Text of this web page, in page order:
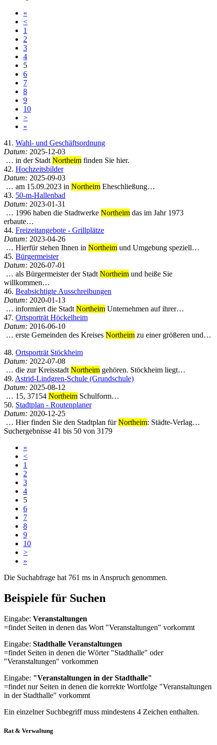
«
<
1
2
3
4
5
6
7
8
9
10
>
»
41. Wahl- und Geschäftsordnung
Datum: 2025-12-03
… in der Stadt Northeim finden Sie hier.
42. Hochzeitsbilder
Datum: 2025-09-03
… am 15.09.2023 in Northeim Eheschließung…
43. 50-m-Hallenbad
Datum: 2023-01-31
… 1996 haben die Stadtwerke Northeim das im Jahr 1973
erbaute…
44. Freizeitangebote - Grillplätze
Datum: 2023-04-26
… Hierfür stehen Ihnen in Northeim und Umgebung speziell…
45. Bürgermeister
Datum: 2026-07-01
… als Bürgermeister der Stadt Northeim und heiße Sie
willkommen…
46. Beabsichtigte Ausschreibungen
Datum: 2020-01-13
… informiert die Stadt Northeim Unternehmen auf ihrer…
47. Ortsporträt Höckelheim
Datum: 2016-06-10
… erste Gemeinden des Kreises Northeim zu einer größeren und…
48. Ortsporträt Stöckheim
Datum: 2022-07-08
… die zur Kreisstadt Northeim gehören. Stöckheim liegt…
49. Astrid-Lindgren-Schule (Grundschule)
Datum: 2025-08-12
… 15, 37154 Northeim Schulform…
50. Stadtplan - Routenplaner
Datum: 2020-12-25
… Hier finden Sie den Stadtplan fürNortheim: Städte-Verlag…
Suchergebnisse 41 bis 50 von 3179
«
<
1
2
3
4
5
6
7
8
9
10
>
»
Die Suchabfrage hat 761 ms in Anspruch genommen.
Beispiele für Suchen
Eingabe: Veranstaltungen
=findet Seiten in denen das Wort "Veranstaltungen" vorkommt
Eingabe: Stadthalle Veranstaltungen
=findet Seiten in denen die Wörter "Stadthalle" oder
"Veranstaltungen" vorkommen
Eingabe: "Veranstaltungen in der Stadthalle"
=findet nur Seiten in denen die korrekte Wortfolge "Veranstaltungen
in der Stadthalle" vorkommt
Ein einzelner Suchbegriff muss mindestens 4 Zeichen enthalten.
Rat & Verwaltung